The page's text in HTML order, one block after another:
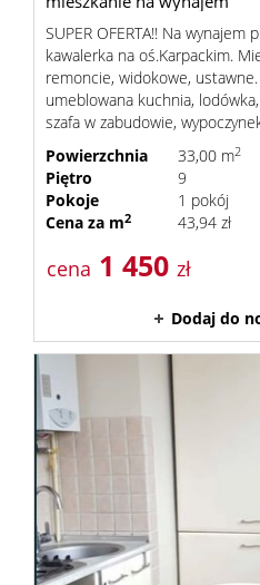
SUPER OFERTA!! Na
kawalerka na oś.Karpackim.
remoncie, widokowe,
umeblowana kuchnia,
szafa w zabudowie,
Powierzchnia
33,00 m2
Piętro
9
Pokoje
1 pokój
Cena za m2 43,94 zł
cena 1 450 zł
Dodaj do